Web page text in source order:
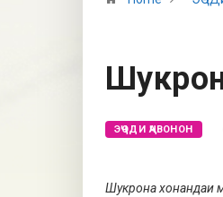
ЭҶОДИ ҶАВОНОН
Шукрона хонандаи